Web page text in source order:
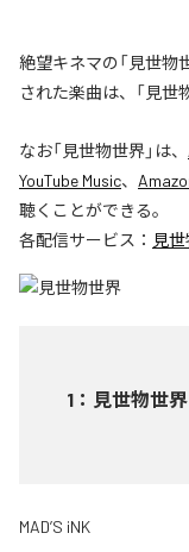
絶望キネマの「見世物
された楽曲は、「見世
なお「見世物世界」は、
YouTube Music、
聴くことができる。
各配信サービス： 見
1 ： 見世物世界
MAD’S iNK